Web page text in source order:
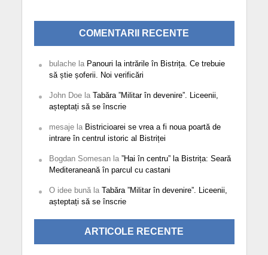
COMENTARII RECENTE
bulachela Panouri la intrările în Bistrița. Ce trebuie
să știe șoferii. Noi verificări
John Doela Tabăra ”Militar în devenire”. Liceenii,
așteptați să se înscrie
mesajela Bistricioarei se vrea a fi noua poartă de
intrare în centrul istoric al Bistriței
Bogdan Somesanla ”Hai în centru” la Bistrița: Seară
Mediteraneană în parcul cu castani
O idee bunăla Tabăra ”Militar în devenire”. Liceenii,
așteptați să se înscrie
ARTICOLE RECENTE